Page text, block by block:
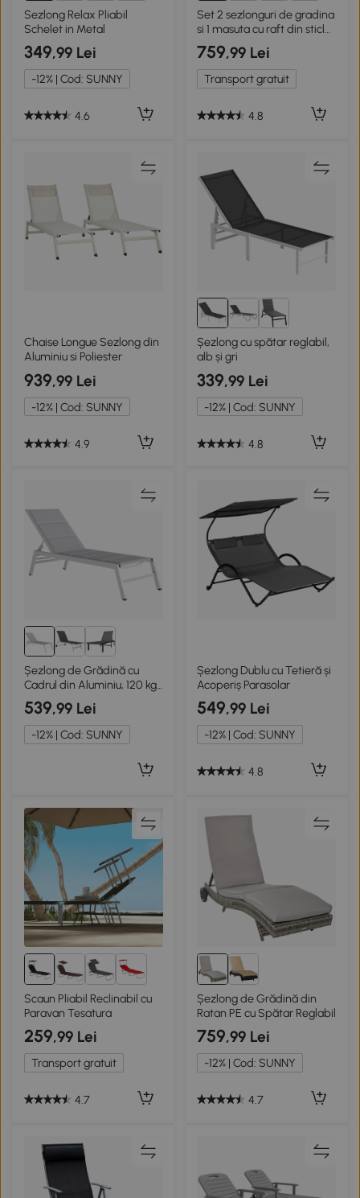
1+
Sezlong Relax Pliabil
Schelet in Metal
349,99 Lei
-12% | Cod: SUNNY
4.6
1+
Set 2 sezlonguri de gradina
si 1 masuta cu raft din sticla
negru
759,99 Lei
Transport gratuit
4.8
Chaise Longue Sezlong din
Aluminiu si Poliester
939,99 Lei
-12% | Cod: SUNNY
4.9
Șezlong cu spătar reglabil,
alb și gri
339,99 Lei
-12% | Cod: SUNNY
4.8
Șezlong de Grădină cu
Cadrul din Aluminiu, 120 kg,
Gri Deschis
539,99 Lei
-12% | Cod: SUNNY
Șezlong Dublu cu Tetieră și
Acoperiș Parasolar
549,99 Lei
-12% | Cod: SUNNY
4.8
2+
Scaun Pliabil Reclinabil cu
Paravan Tesatura
259,99 Lei
Transport gratuit
4.7
Șezlong de Grădină din
Ratan PE cu Spătar Reglabil
759,99 Lei
-12% | Cod: SUNNY
4.7